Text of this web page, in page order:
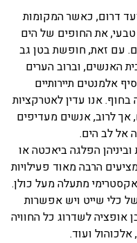
בכנרת לידו מחיר
בכנרת למשפחות
בצפון
בארץ
לקפריסין
נתניה
מדובאי / לדובאי
בבאר שבע
דרום, כאשר המקומות
טבעי, את החופים של הים
עם זאת, חופשת בטן גב
האנשים, וברוב הערים
אלמנטים תיירותיים
אנו עדין לאטרקציות
אך לרוב, אנשים מעדיפים
אל לב הים.
הפלגה ביאכטה או
הרבה מאוד פעילויות
מתעלה מעל כולן.
כלי שייט ויש אפשרות
אופציה לשדרוג כל החוויה
ועוד.